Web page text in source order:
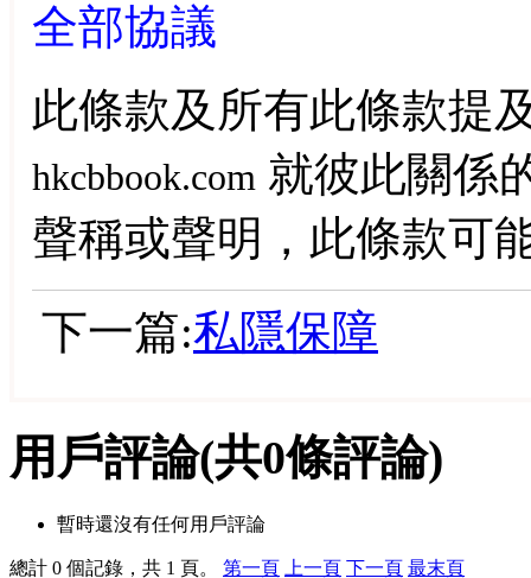
全部協議
此條款及所有此條款提
hkcbbook.com 就彼此關係
聲稱或聲明，此條款可
下一篇:私隱保障
用戶評論(共0條評論)
暫時還沒有任何用戶評論
總計 0 個記錄，共 1 頁。 第一頁 上一頁 下一頁 最末頁